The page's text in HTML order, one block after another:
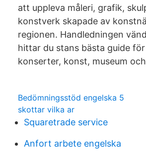
att uppleva måleri, grafik,
konstverk skapade av
regionen. Handledningen
hittar du stans bästa guide
konserter, konst, museum
Bedömningsstöd engelska 5
skottar vilka ar
Squaretrade service
Anfort arbete engelska